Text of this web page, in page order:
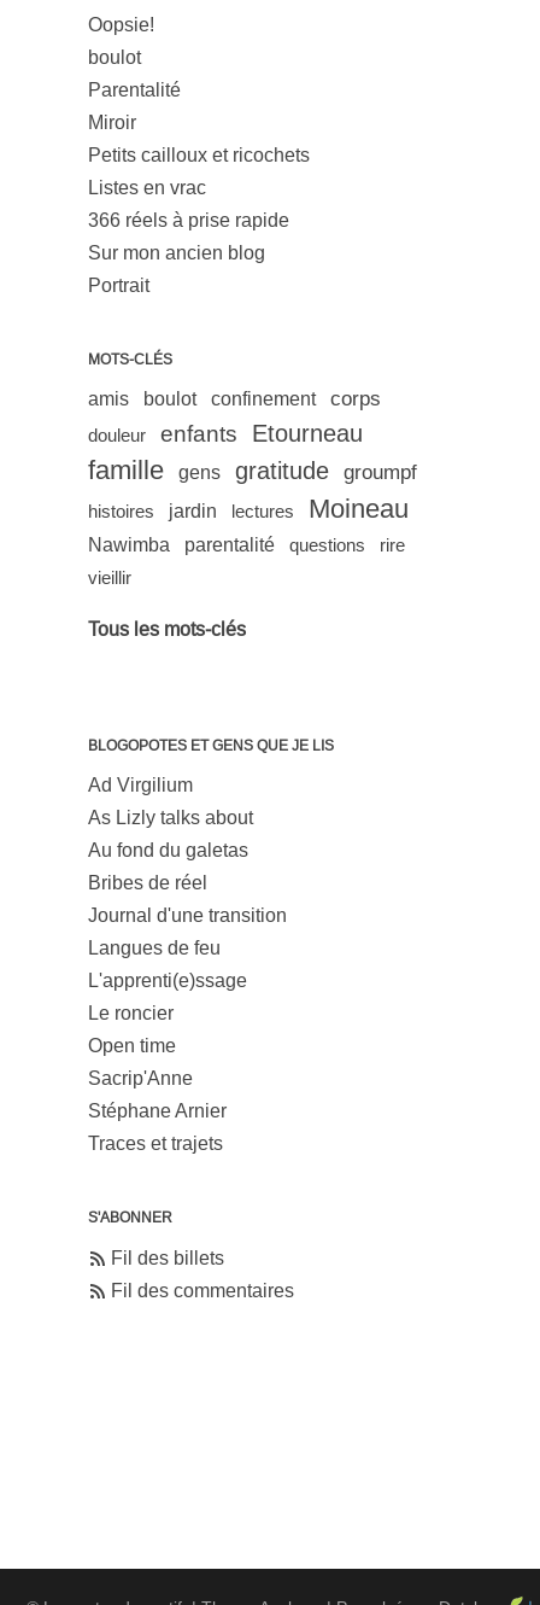
Oopsie!
boulot
Parentalité
Miroir
Petits cailloux et ricochets
Listes en vrac
366 réels à prise rapide
Sur mon ancien blog
Portrait
MOTS-CLÉS
amis boulot confinement corps
douleur enfants Etourneau
famille gens gratitude groumpf
histoires jardin lectures Moineau
Nawimba parentalité questions
rire
vieillir
Tous les mots-clés
BLOGOPOTES ET GENS QUE JE LIS
Ad Virgilium
As Lizly talks about
Au fond du galetas
Bribes de réel
Journal d'une transition
Langues de feu
L'apprenti(e)ssage
Le roncier
Open time
Sacrip'Anne
Stéphane Arnier
Traces et trajets
S'ABONNER
Fil des billets
Fil des commentaires